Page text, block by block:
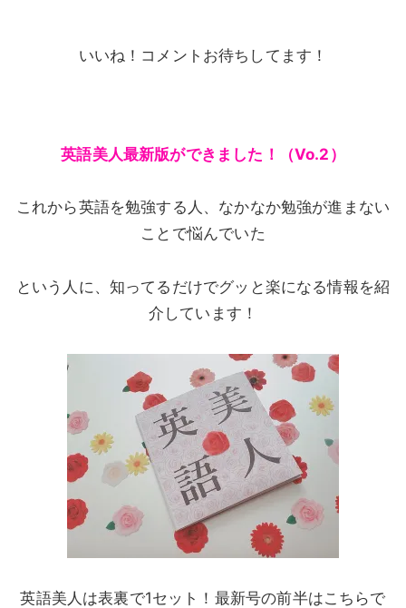
いいね！コメントお待ちしてます！
英語美人最新版ができました！（Vo.2）
これから英語を勉強する人、なかなか勉強が進まない
ことで悩んでいた
という人に、知ってるだけでグッと楽になる情報を紹
介しています！
英語美人は表裏で1セット！最新号の前半はこちらで